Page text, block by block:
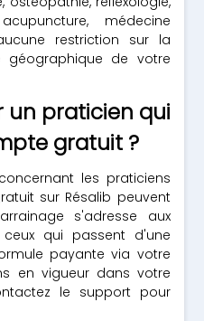
médecine
restriction sur la
de votre
un praticien qui
gratuit ?
les praticiens
sur Résalib peuvent
s'adresse aux
qui passent d'une
payante via votre
en vigueur dans votre
le support pour